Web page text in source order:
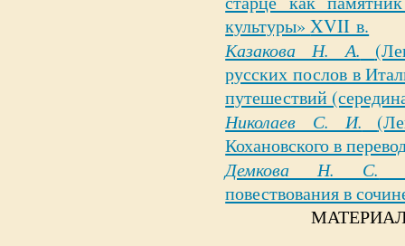
культуры»XVII в.
Казакова Н. А.
русских послов в
путешествий
Николаев С. И.
Кохановского в
Демкова Н. С.
повествования в